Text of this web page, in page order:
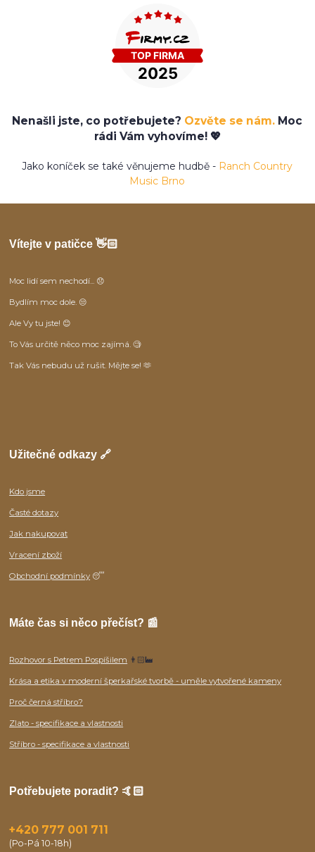
Nenašli jste, co potřebujete? Ozvěte se nám. Moc
rádi Vám vyhovíme! 💖
Jako koníček se také věnujeme hudbě - Ranch Country
Music Brno
Vítejte v patičce 👋🏻
Moc lidí sem nechodí... 😞
Bydlím moc dole. 😒
Ale Vy tu jste! 😊
To Vás určitě něco moc zajímá. 🧐
Tak Vás nebudu už rušit. Mějte se! 🫶
Užitečné odkazy 🔗
Kdo jsme
Časté dotazy
Jak nakupovat
Vracení zboží
Obchodní podmínky 😴
Máte čas si něco přečíst? 📰
Rozhovor s Petrem Pospíšilem 👨🏻‍🏭
Krása a etika v moderní šperkařské tvorbě - uměle vytvořené kameny
Proč černá stříbro?
Zlato - specifikace a vlastnosti
Stříbro - specifikace a vlastnosti
Potřebujete poradit? 🤙🏻
+420 777 001 711
(Po-Pá 10-18h)